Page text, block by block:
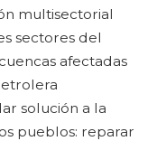
multisectorial
sectores del
afectadas
solución a la
pueblos: reparar